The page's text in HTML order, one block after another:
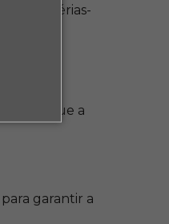
de matérias-
do que a
garantir a